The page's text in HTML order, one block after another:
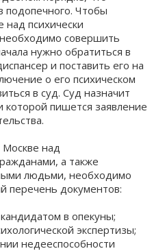
0 отзывов
психиатрии
д. 25/17, стр. 2
0 отзывов
больница № 1
шоссе, д. 2
0 отзывов
подопечного. Чтобы
психически
совершить
нужно обратиться в
и поставить его на
о его психическом
в суд. Суд назначит
которой пишется заявление
.
над
а также
людьми, необходимо
перечень документов:
в опекуны;
экспертизы;
недееспособности